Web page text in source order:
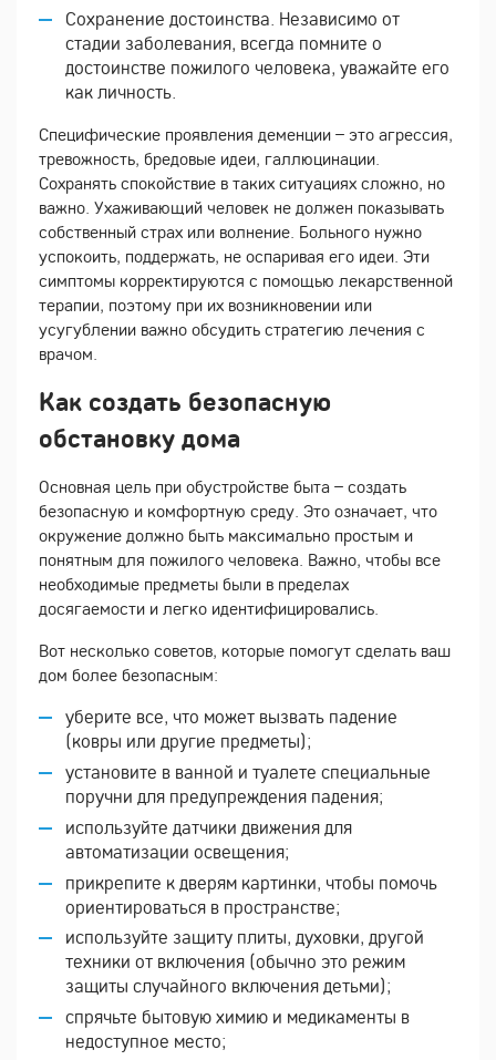
Сохранение достоинства. Независимо от
стадии заболевания, всегда помните о
достоинстве пожилого человека, уважайте его
как личность.
Специфические проявления деменции – это агрессия,
тревожность, бредовые идеи, галлюцинации.
Сохранять спокойствие в таких ситуациях сложно, но
важно. Ухаживающий человек не должен показывать
собственный страх или волнение. Больного нужно
успокоить, поддержать, не оспаривая его идеи. Эти
симптомы корректируются с помощью лекарственной
терапии, поэтому при их возникновении или
усугублении важно обсудить стратегию лечения с
врачом.
Как создать безопасную
обстановку дома
Основная цель при обустройстве быта – создать
безопасную и комфортную среду. Это означает, что
окружение должно быть максимально простым и
понятным для пожилого человека. Важно, чтобы все
необходимые предметы были в пределах
досягаемости и легко идентифицировались.
Вот несколько советов, которые помогут сделать ваш
дом более безопасным:
уберите все, что может вызвать падение
(ковры или другие предметы);
установите в ванной и туалете специальные
поручни для предупреждения падения;
используйте датчики движения для
автоматизации освещения;
прикрепите к дверям картинки, чтобы помочь
ориентироваться в пространстве;
используйте защиту плиты, духовки, другой
техники от включения (обычно это режим
защиты случайного включения детьми);
спрячьте бытовую химию и медикаменты в
недоступное место;